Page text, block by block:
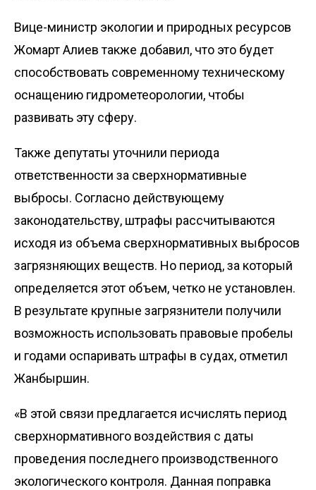
Вице-министр экологии и природных ресурсов
Жомарт Алиев также добавил, что это будет
способствовать современному техническому
оснащению гидрометеорологии, чтобы
развивать эту сферу.
Также депутаты уточнили периода
ответственности за сверхнормативные
выбросы. Согласно действующему
законодательству, штрафы рассчитываются
исходя из объема сверхнормативных выбросов
загрязняющих веществ. Но период, за который
определяется этот объем, четко не установлен.
В результате крупные загрязнители получили
возможность использовать правовые пробелы
и годами оспаривать штрафы в судах, отметил
Жанбыршин.
«В этой связи предлагается исчислять период
сверхнормативного воздействия с даты
проведения последнего производственного
экологического контроля. Данная поправка